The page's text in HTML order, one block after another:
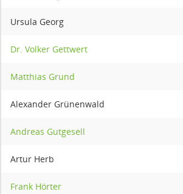
Ursula Georg
Dr. Volker Gettwert
Matthias Grund
Alexander Grünenwald
Andreas Gutgesell
Artur Herb
Frank Hörter